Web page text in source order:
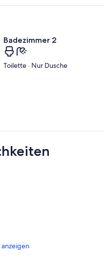
Badezimmer 2
Toilette · Nur Dusche